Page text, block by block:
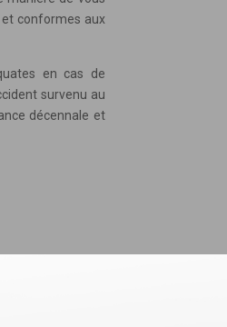
conformes aux
en cas de
survenu au
décennale et